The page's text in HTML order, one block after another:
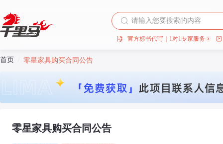
官方标书代写｜1对1专家服务
首页 零星家具购买合同公告
零星家具购买合同公告